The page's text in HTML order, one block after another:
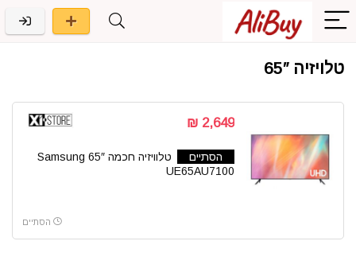
טלויזיה 65″
2,649 ₪
הסתיים
טלוויזיה חכמה 65″ Samsung
UE65AU7100
הסתיים